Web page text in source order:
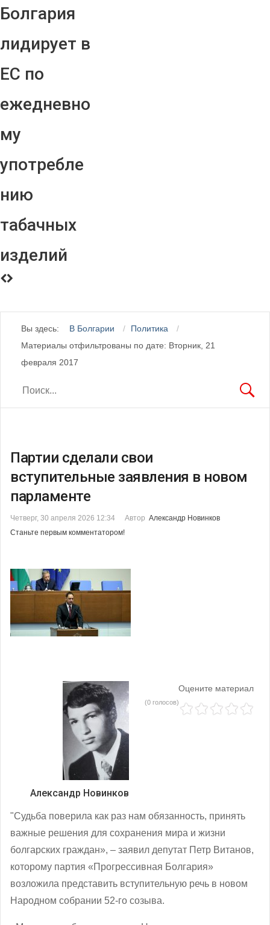
Болгария
лидирует в
ЕС по
ежедневно
му
употребле
нию
табачных
изделий
Вы здесь: В Болгарии
Политика
Материалы отфильтрованы по дате: Вторник, 21
февраля 2017
Партии сделали свои
вступительные заявления в новом
парламенте
Четверг, 30 апреля 2026 12:34 Автор Александр Новинков
Станьте первым комментатором!
Александр Новинков
Оцените материал
(0 голосов)
"Судьба поверила как раз нам обязанность, принять
важные решения для сохранения мира и жизни
болгарских граждан», – заявил депутат Петр Витанов,
которому партия «Прогрессивная Болгария»
возложила представить вступительную речь в новом
Народном собрании 52-го созыва.